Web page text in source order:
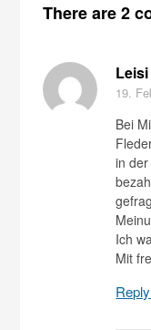
There are 2
19.
Bei
in
Ich
Mit